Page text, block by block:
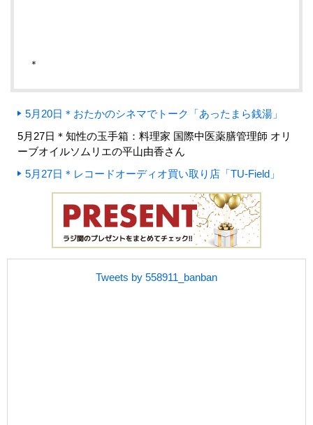
＊
5月20日＊おたかのシネマでトーク「あったまら銭湯」
5月27日＊知性の玉手箱：料理家 国際中医薬膳管理師 オリ
ーブオイルソムリエの平山由香さん
5月27日＊レコードオーディオ買い取り店「TU-Field」
Tweets by 558911_banban